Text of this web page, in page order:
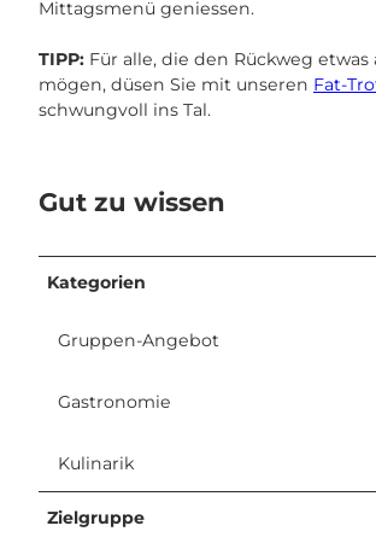
m
s
e
n
Mittagsmenü geniessen.
TIPP: Für alle, die den Rückweg
mögen, düsen Sie mit unseren Fat-
schwungvoll ins Tal.
Gut zu wissen
Kategorien
Gruppen-Angebot
Gastronomie
Kulinarik
Zielgruppe